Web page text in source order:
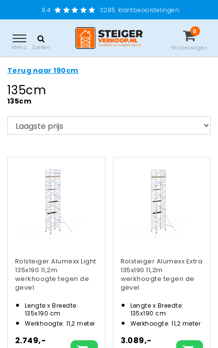
9.4 3285 klantbeoordelingen
Menu Zoeken
0
Winkelwagen
Terug naar 190cm
135cm
135cm
Rolsteiger Alumexx Light
135x190 11,2m
werkhoogte tegen de
gevel
Lengte x Breedte:
135x190 cm
Werkhoogte: 11,2 meter
2.749,-
Rolsteiger Alumexx Extra
135x190 11,2m
werkhoogte tegen de
gevel
Lengte x Breedte:
135x190 cm
Werkhoogte: 11,2 meter
3.089,-